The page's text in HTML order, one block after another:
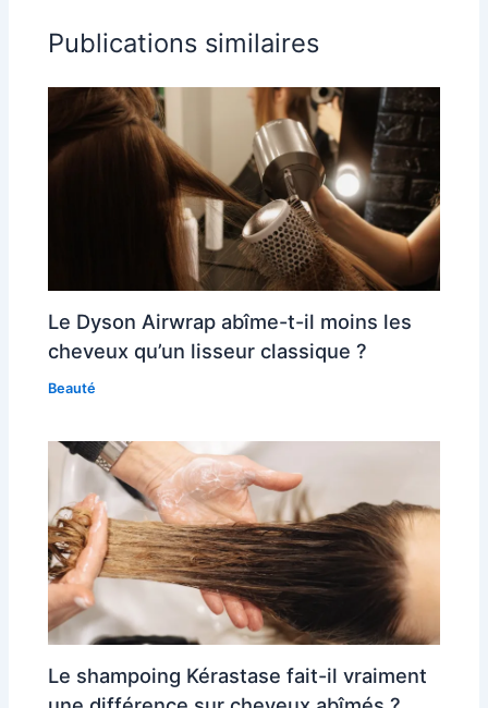
Publications similaires
Le Dyson Airwrap abîme-t-il moins les
cheveux qu’un lisseur classique ?
Beauté
Le shampoing Kérastase fait-il vraiment